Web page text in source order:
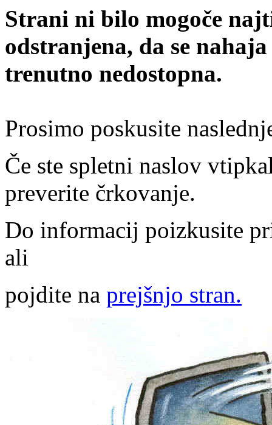
Strani ni bilo mogoče
odstranjena, da se
trenutno nedostopna.
Prosimo poskusite
Če ste spletni naslov
preverite črkovanje.
Do informacij poizkusite
ali
pojdite na prejšnjo stran.